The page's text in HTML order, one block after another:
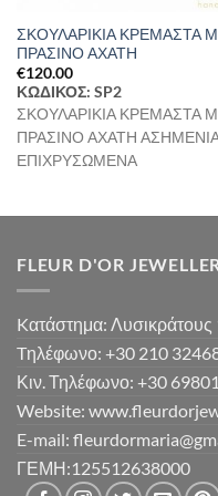
ΣΚΟΥΛΑΡΙΚΙΑ ΚΡΕΜΑΣΤΑ
ΠΡΑΣΙΝΟ ΑΧΑΤΗ
€120.00
ΚΩΔΙΚΟΣ: SP2
ΣΚΟΥΛΑΡΙΚΙΑ ΚΡΕΜΑΣΤΑ
ΠΡΑΣΙΝΟ ΑΧΑΤΗ
ΕΠΙΧΡΥΣΩΜΕΝΑ
FLEUR D'OR
Kατάστημα:
Tηλέφωνο: +30 210
Κιν. Τηλέφωνο: +30
Website:
E-mail:
ΓΕΜΗ:125512638000